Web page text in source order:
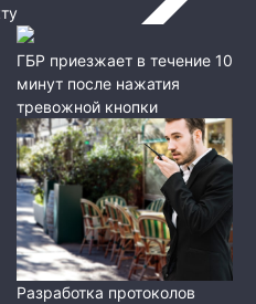
ГБР приезжает в течение 10
минут после нажатия
тревожной кнопки
Разработка протоколов